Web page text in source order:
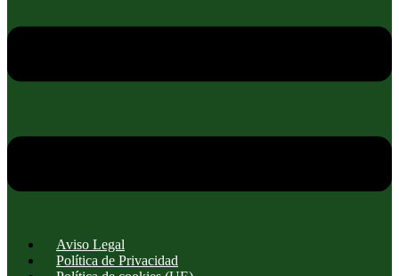
Aviso Legal
Política de Privacidad